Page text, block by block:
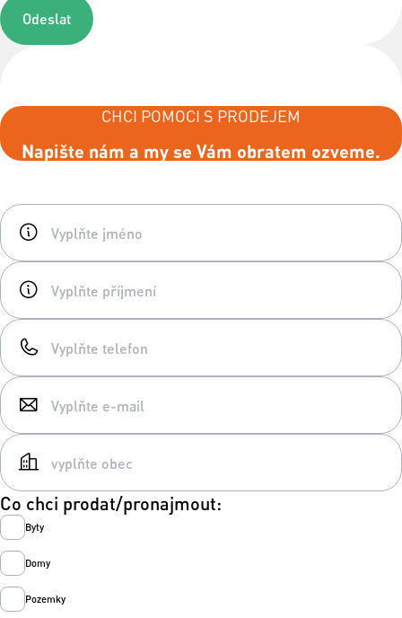
Odeslat
CHCI POMOCI S PRODEJEM
Napište nám a my se Vám obratem ozveme.
Co chci prodat/pronajmout:
Byty
Domy
Pozemky